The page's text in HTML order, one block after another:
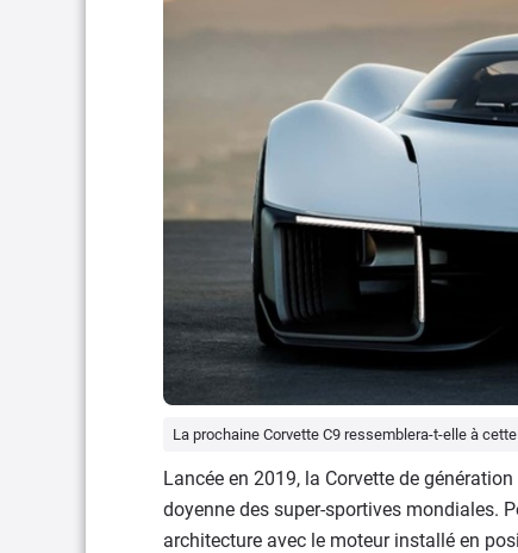
La prochaine Corvette C9 ressemblera-t-elle à
Lancée en 2019, la Corvette de
doyenne des super-sportives mondiales.
architecture avec le moteur installé en